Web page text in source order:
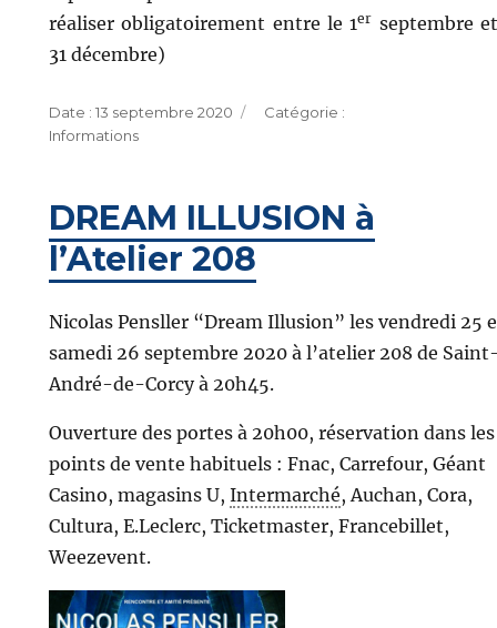
réaliser obligatoirement entre le 1er septembre
31 décembre)
Publié
le
13 septembre 2020
Catégories
Informations
DREAM ILLUSION à
l’Atelier 208
Nicolas Pensller “Dream Illusion” les vendredi 25
samedi 26 septembre 2020 à l’atelier 208 de
André-de-Corcy à 20h45.
Ouverture des portes à 20h00, réservation dans les
points de vente habituels : Fnac, Carrefour, Géant
Casino, magasins U, Intermarché, Auchan, Cora,
Cultura, E.Leclerc, Ticketmaster, Francebillet,
Weezevent.